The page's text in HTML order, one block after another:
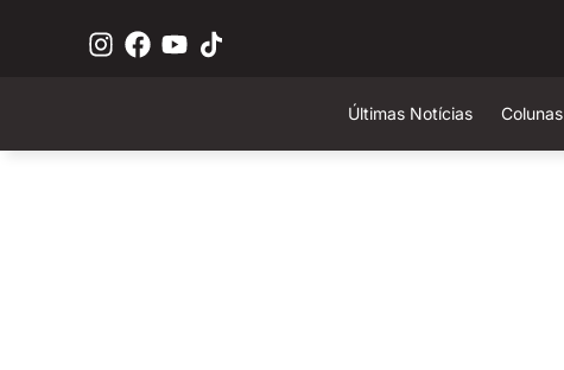
Últimas Notícias Colunas